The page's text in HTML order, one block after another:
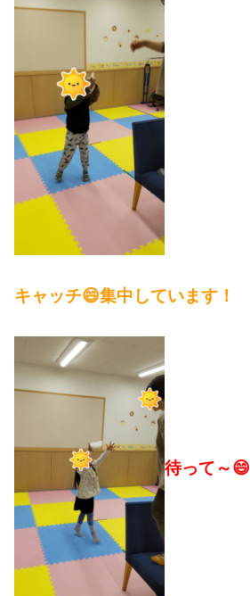
キャッチ😄集中しています！
待って～😄